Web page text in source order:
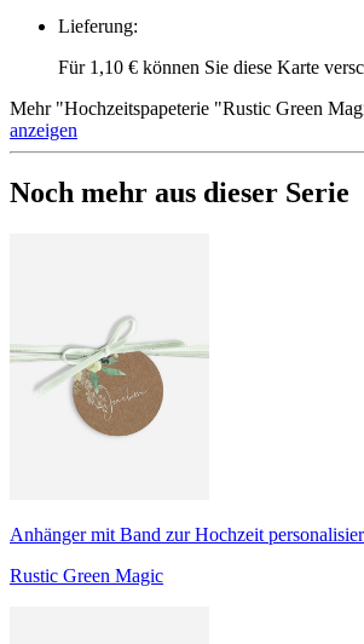
Lieferung:
Für 1,10 € können Sie diese Karte
Mehr"Hochzeitspapeterie "Rustic Green
anzeigen
Noch mehr aus dieser Serie
Anhänger mit Band zur Hochzeit
Rustic Green Magic